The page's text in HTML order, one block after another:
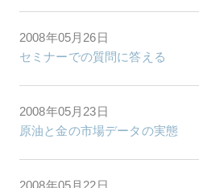
2008年05月26日
セミナーでの質問に答える
2008年05月23日
原油と金の市場データの実態
2008年05月22日